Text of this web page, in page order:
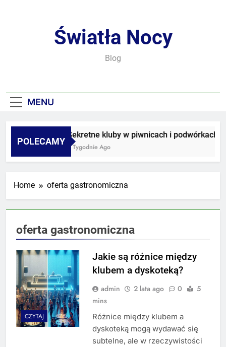
Światła Nocy
Blog
MENU
POLECAMY
Sekretne kluby w piwnicach i podwórkach
3 Tygodnie Ago
Home oferta gastronomiczna
oferta gastronomiczna
CZYTAJ
Jakie są różnice między
klubem a dyskoteką?
admin 2 lata ago 0
5
mins
Różnice między klubem a
dyskoteką mogą wydawać się
subtelne, ale w rzeczywistości